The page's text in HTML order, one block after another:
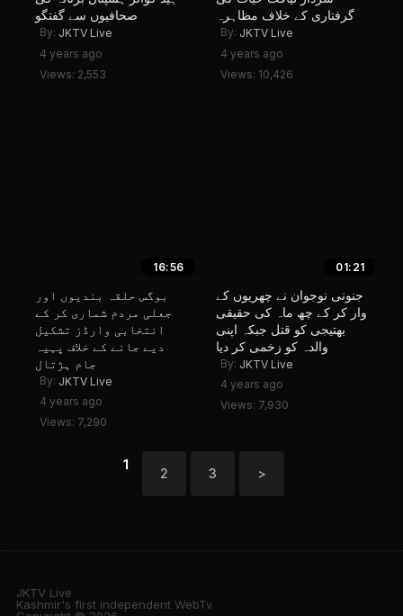
صحافیوں سے گفتگو
By: JKTV Live
4 years ago
Views: 2,553
گرفتاری کے خلاف مظاہرہ
By: JKTV Live
4 years ago
Views: 10,426
16:56
بوگس حلقہ بندیوں اور
جعلی مردم شماری کر کے
انتخابی وارڈز تشکیل
دیے جانے کے خلاف پہیہ
جام ہڑتال
By: JKTV Live
4 years ago
Views: 7,290
01:21
جنونی نوجوان نے چھریوں کے
وار کر کے چھ ماہ کی حقیقی
بھتیجی کو قتل جبکہ اپنی
والدہ کو زخمی کر دیا
By: JKTV Live
4 years ago
Views: 7,930
1
2 3 >
JKTV Live
Kashmir's first independent WebTv